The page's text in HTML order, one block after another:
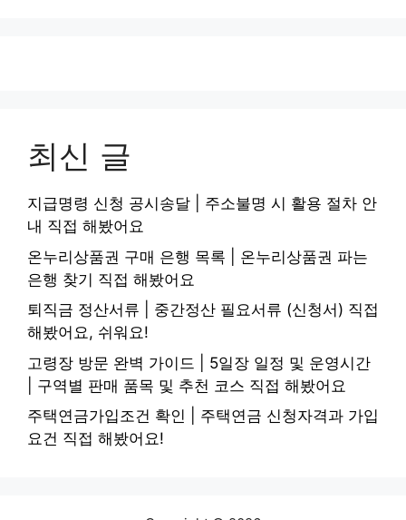
최신 글
지급명령 신청 공시송달 | 주소불명 시 활용 절차 안
내 직접 해봤어요
온누리상품권 구매 은행 목록 | 온누리상품권 파는
은행 찾기 직접 해봤어요
퇴직금 정산서류 | 중간정산 필요서류 (신청서) 직접
해봤어요, 쉬워요!
고령장 방문 완벽 가이드 | 5일장 일정 및 운영시간
| 구역별 판매 품목 및 추천 코스 직접 해봤어요
주택연금가입조건 확인 | 주택연금 신청자격과 가입
요건 직접 해봤어요!